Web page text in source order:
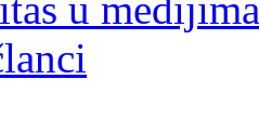
u medijima